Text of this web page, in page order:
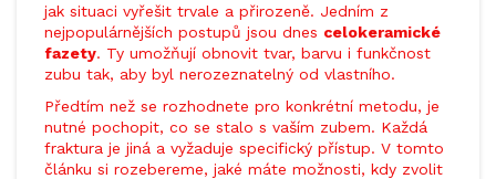
jak situaci vyřešit trvale a přirozeně. Jedním z
nejpopulárnějších postupů jsou dnes celokeramické
fazety. Ty umožňují obnovit tvar, barvu i funkčnost
zubu tak, aby byl nerozeznatelný od vlastního.
Předtím než se rozhodnete pro konkrétní metodu, je
nutné pochopit, co se stalo s vaším zubem. Každá
fraktura je jiná a vyžaduje specifický přístup. V tomto
článku si rozebereme, jaké máte možnosti, kdy zvolit